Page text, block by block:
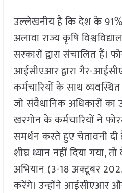
उल्लेखनीय है कि देश के
अलावा राज्य कृषि
सरकारों द्वारा संचालित हैं।
आईसीएआर द्वारा गैर-
कर्मचारियों के साथ
जो संवैधानिक अधिकारों
खरगोन के कर्मचारियों ने
समर्थन करते हुए चेतावनी दी
शीघ्र ध्यान नहीं दिया गया,
अभियान (3-18 अक्टूबर
करेंगे। उन्होंने आईसीएआर